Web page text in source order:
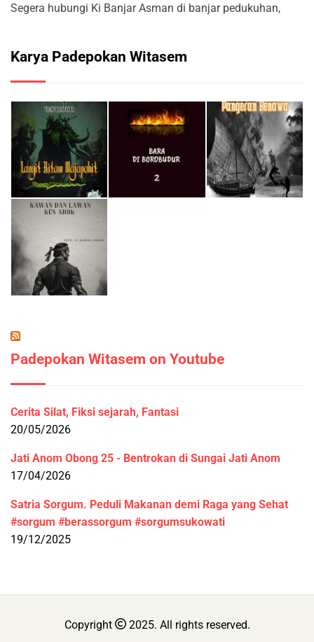
Segera hubungi Ki Banjar Asman di banjar pedukuhan,
Karya Padepokan Witasem
Padepokan Witasem on Youtube
Cerita Silat, Fiksi sejarah, Fantasi
20/05/2026
Jati Anom Obong 25 - Bentrokan di Sungai Jati Anom
17/04/2026
Satria Sorgum. Peduli Makanan demi Raga yang Sehat
#sorgum #berassorgum #sorgumsukowati
19/12/2025
Copyright 2025. All rights reserved.